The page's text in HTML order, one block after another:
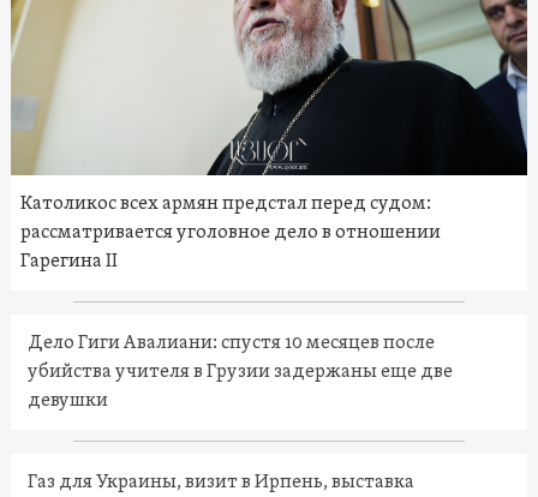
Католикос всех армян предстал перед судом:
рассматривается уголовное дело в отношении
Гарегина II
Дело Гиги Авалиани: спустя 10 месяцев после
убийства учителя в Грузии задержаны еще две
девушки
Газ для Украины, визит в Ирпень, выставка